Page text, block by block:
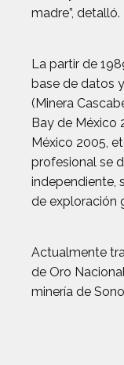
madre”, detalló.
La partir de
base de datos
(Minera
Bay de México
México 2005,
profesional se
independiente,
de exploración
Actualmente
de Oro
minería de